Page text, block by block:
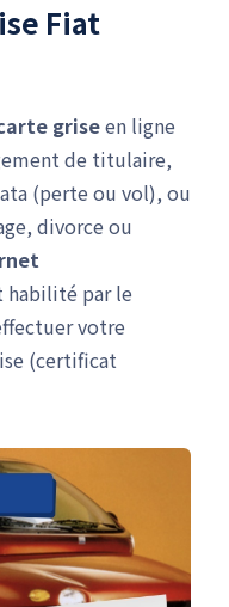
Fiat
griseen ligne
de titulaire,
(perte ou vol), ou
divorce ou
habilité par le
votre
(certificat